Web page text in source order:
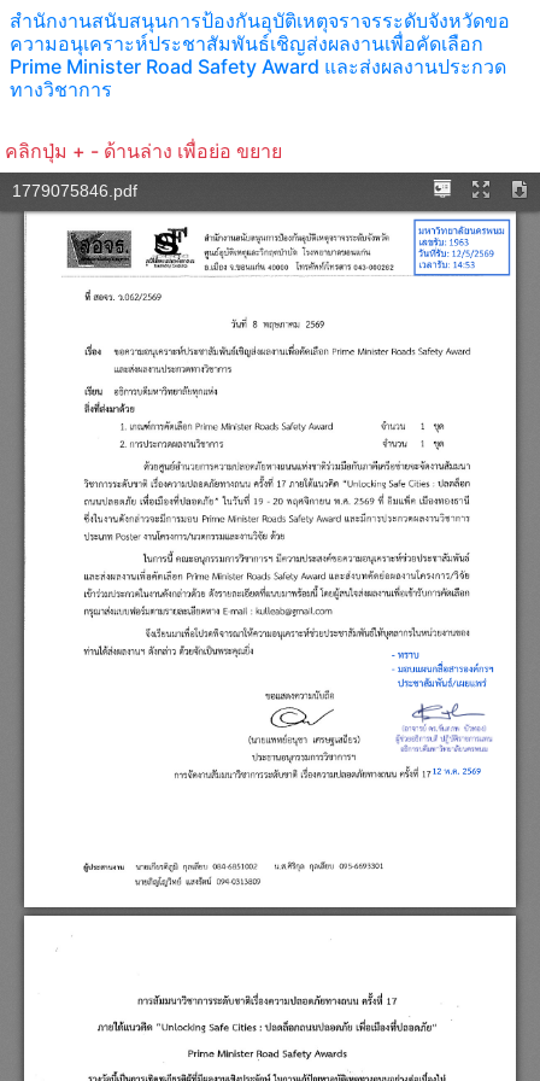
สำนักงานสนับสนุนการป้องกันอุบัติเหตุจราจรระดับจังหวัดขอ
ความอนุเคราะห์ประชาสัมพันธ์เชิญส่งผลงานเพื่อคัดเลือก
Prime Minister Road Safety Award และส่งผลงานประกวด
ทางวิชาการ
คลิกปุ่ม + - ด้านล่าง เพื่อย่อ ขยาย